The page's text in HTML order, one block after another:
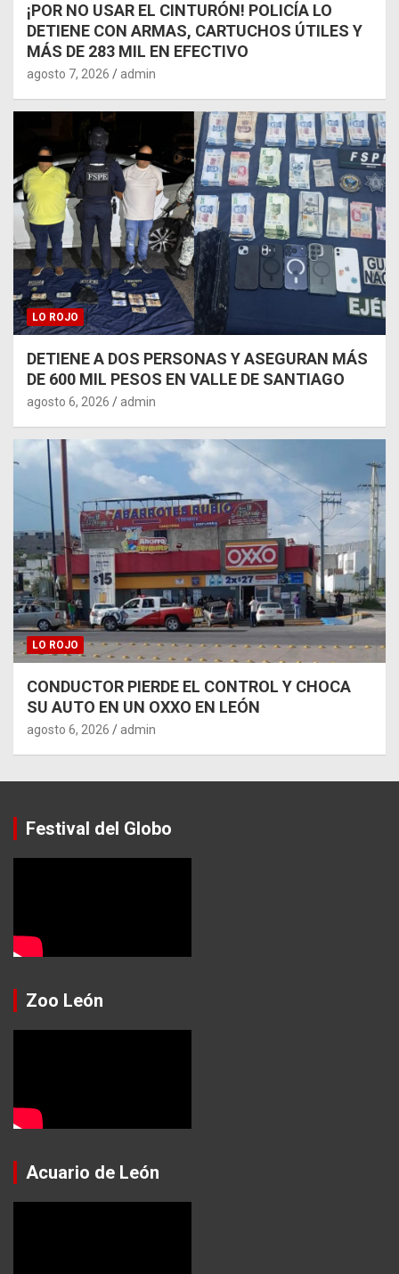
¡POR NO USAR EL CINTURÓN! POLICÍA LO
DETIENE CON ARMAS, CARTUCHOS ÚTILES Y
MÁS DE 283 MIL EN EFECTIVO
agosto 7, 2026 admin
LO ROJO
DETIENE A DOS PERSONAS Y ASEGURAN MÁS
DE 600 MIL PESOS EN VALLE DE SANTIAGO
agosto 6, 2026 admin
LO ROJO
CONDUCTOR PIERDE EL CONTROL Y CHOCA
SU AUTO EN UN OXXO EN LEÓN
agosto 6, 2026 admin
Festival del Globo
Zoo León
Acuario de León